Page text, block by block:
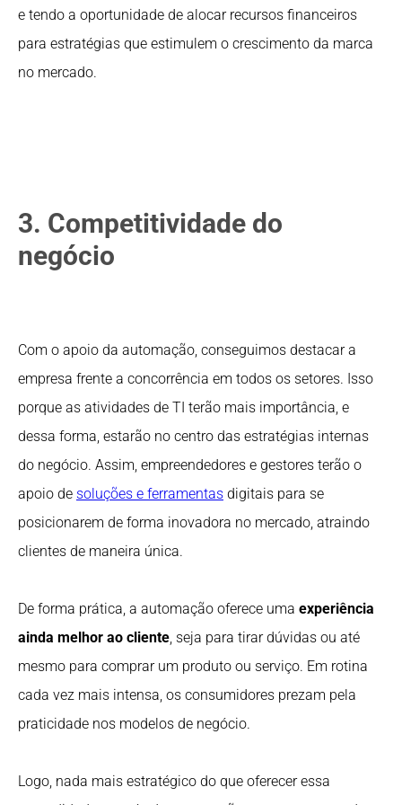
e tendo a oportunidade de alocar recursos financeiros
para estratégias que estimulem o crescimento da marca
no mercado.
3. Competitividade do
negócio
Com o apoio da automação, conseguimos destacar a
empresa frente a concorrência em todos os setores. Isso
porque as atividades de TI terão mais importância, e
dessa forma, estarão no centro das estratégias internas
do negócio. Assim, empreendedores e gestores terão o
apoio de soluções e ferramentas digitais para se
posicionarem de forma inovadora no mercado, atraindo
clientes de maneira única.
De forma prática, a automação oferece uma experiência
ainda melhor ao cliente , seja para tirar dúvidas ou até
mesmo para comprar um produto ou serviço. Em rotina
cada vez mais intensa, os consumidores prezam pela
praticidade nos modelos de negócio.
Logo, nada mais estratégico do que oferecer essa